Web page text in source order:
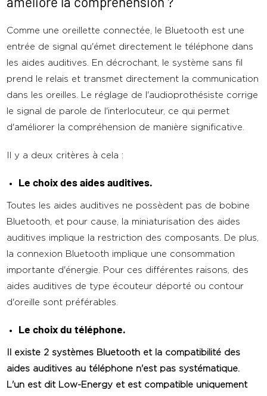
améliore la compréhension ?
Comme une oreillette connectée, le Bluetooth est une
entrée de signal qu'émet directement le téléphone dans
les aides auditives. En décrochant, le système sans fil
prend le relais et transmet directement la communication
dans les oreilles. Le réglage de l'audioprothésiste corrige
le signal de parole de l'interlocuteur, ce qui permet
d'améliorer la compréhension de manière significative.
Il y a deux critères à cela :
Le choix des aides auditives.
Toutes les aides auditives ne possèdent pas de bobine
Bluetooth, et pour cause, la miniaturisation des aides
auditives implique la restriction des composants. De plus,
la connexion Bluetooth implique une consommation
importante d'énergie. Pour ces différentes raisons, des
aides auditives de type écouteur déporté ou contour
d'oreille sont préférables.
Le choix du téléphone.
Il existe 2 systèmes Bluetooth et la compatibilité des
aides auditives au téléphone n'est pas systématique.
L'un est dit Low-Energy et est compatible uniquement